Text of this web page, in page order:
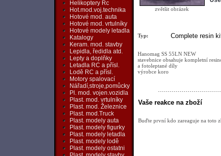
Helikoptery Rc
Hot.mod.voj.technika
Hotové mod. auta
Hotové mod. vrtulníky
Hotové modely letadla
Katalogy
Keram. mod. stavby
Lepidla, ředidla atd.
Lepty a doplňky
Letadla RC a přísl.
Lodě RC a přísl.
Motory spalovací
Nářadí,stroje,pomůcky
Pl. mod. vojen.vozidla
Plast. mod. vrtulníky
Plast. mod. Železnice
Plast. mod.Truck
Plast. modely auta
Plast. modely figurky
Plast. modely letadla
Plast. modely lodě
Plast. modely ostatni
zvětšit obrázek
Typ: Complete resin
Hanomag SS 55LN NEW
stavebnice obsahuje kompletní
a fotoleptané díly
výrobce koro
Vaše reakce na zboží
Buďte první kdo zareaguje na toto